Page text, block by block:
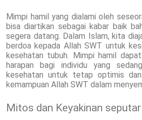
Mimpi hamil yang dialami oleh
bisa diartikan sebagai kabar baik
segera datang. Dalam Islam, kita
berdoa kepada Allah SWT untuk
kesehatan tubuh. Mimpi hamil
harapan bagi individu yang
kesehatan untuk tetap optimis
kemampuan Allah SWT dalam
Mitos dan Keyakinan